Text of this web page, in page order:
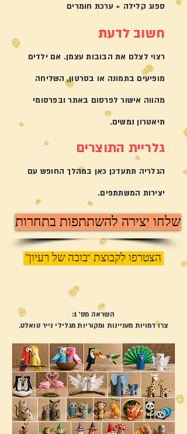
ספוג קלילה + ערכת חומרים
חשוב לדעת
רצוי לצלם את הבובות עצמן. אם ילדים
מופיעים בתמונה או בסרטון, השליחה
מהווה אישור לפרסום באתר ובפרסומי
תיאטרון נמשים.
גלריית התוצרים
הגלריה תתעדכן כאן במהלך החופש עם
יצירות המשתתפים.
שלחו יצירה להשתתפות בתחרות
הצטרפו לקבוצת “בובה של רעיון”
השראה מס' 1:
צרו דמויות מעניינות ומקוריות מגלילי נייר טואלט.